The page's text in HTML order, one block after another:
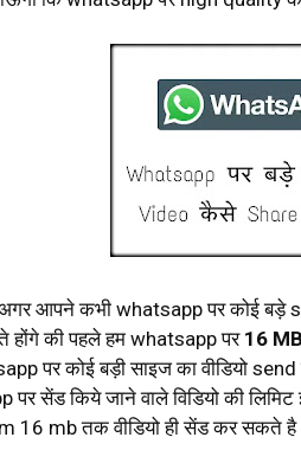
आपने कभी whatsapp पर कोई बड़े
होंगे की पहले हम whatsapp पर 16 MB
पर कोई बड़ी साइज का वीडियो
पर सेंड किये जाने वाले विडियो की
16 mb तक वीडियो ही सेंड कर सकते